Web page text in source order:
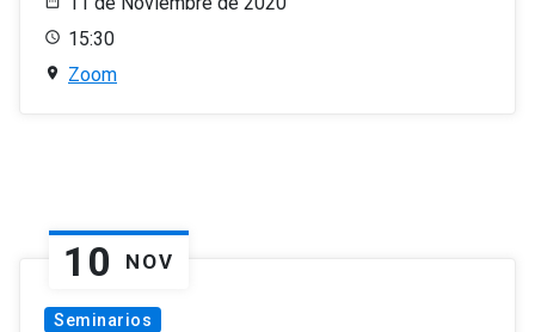
15:30
Zoom
10 NOV
Seminarios